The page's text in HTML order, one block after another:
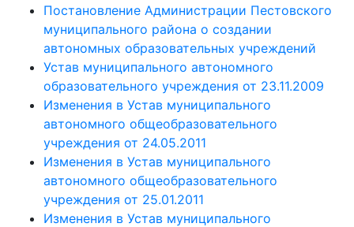
Постановление Администрации Пестовского
муниципального района о создании
автономных образовательных учреждений
Устав муниципального автономного
образовательного учреждения от 23.11.2009
Изменения в Устав муниципального
автономного общеобразовательного
учреждения от 24.05.2011
Изменения в Устав муниципального
автономного общеобразовательного
учреждения от 25.01.2011
Изменения в Устав муниципального